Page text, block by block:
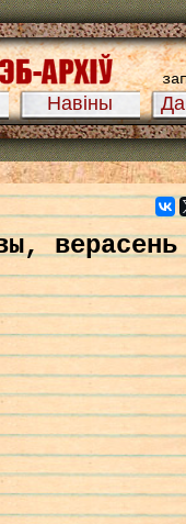
Навіны
верасень